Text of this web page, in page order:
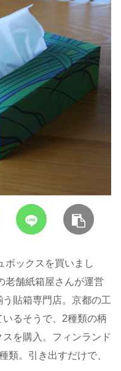
ボックスを買いまし
老舗紙箱屋さんが運営
貼箱専門店。京都の工
るそうで、2種類の柄
を購入。フィンランド
類。引き出すだけで、